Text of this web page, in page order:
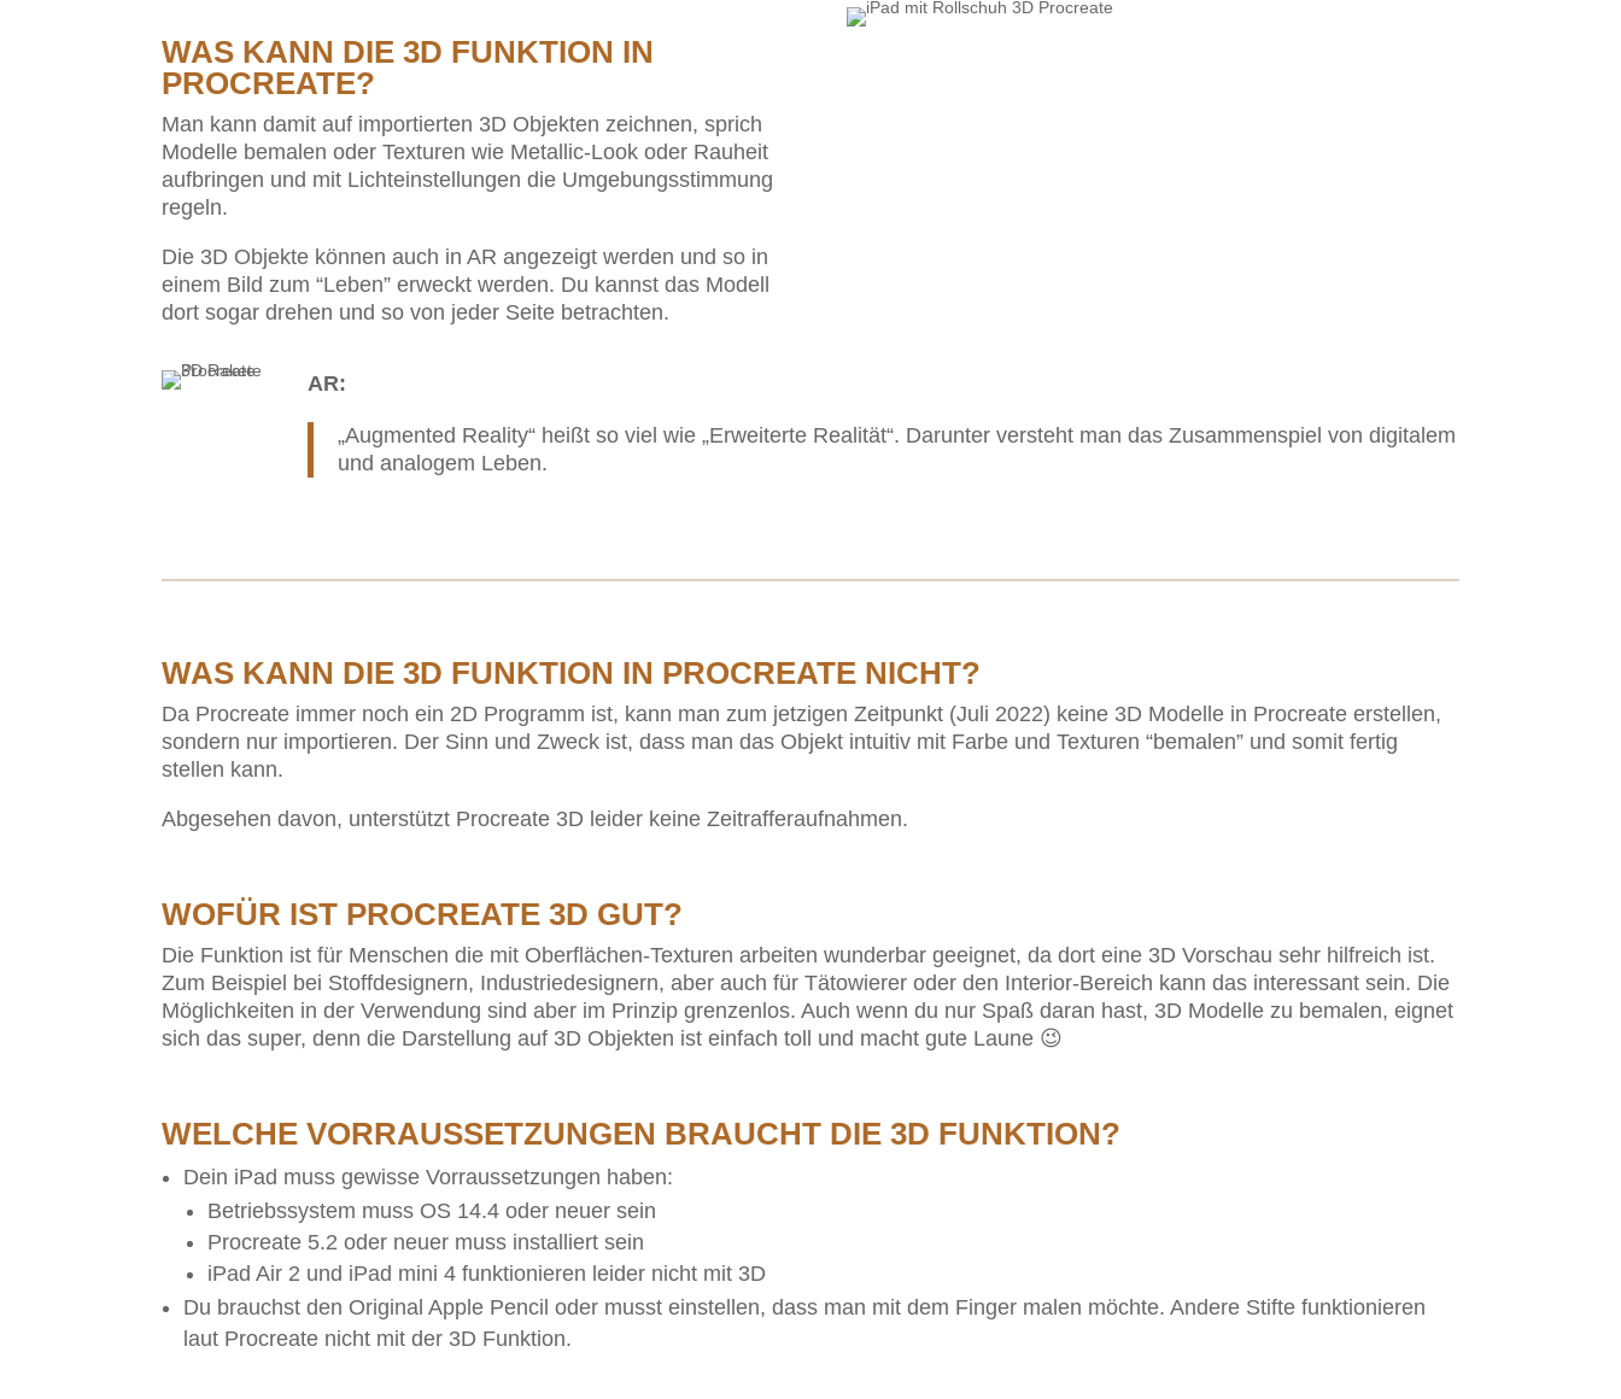
WAS KANN DIE 3D FUNKTION IN
PROCREATE?
Man kann damit auf importierten 3D Objekten zeichnen, sprich
Modelle bemalen oder Texturen wie Metallic-Look oder Rauheit
aufbringen und mit Lichteinstellungen die Umgebungsstimmung
regeln.
Die 3D Objekte können auch in AR angezeigt werden und so in
einem Bild zum “Leben” erweckt werden. Du kannst das Modell
dort sogar drehen und so von jeder Seite betrachten.
AR:
„Augmented Reality“ heißt so viel wie „Erweiterte Realität“. Darunter versteht man das Zusammenspiel von digitalem
und analogem Leben.
WAS KANN DIE 3D FUNKTION IN PROCREATE NICHT?
Da Procreate immer noch ein 2D Programm ist, kann man zum jetzigen Zeitpunkt (Juli 2022) keine 3D Modelle in Procreate erstellen,
sondern nur importieren. Der Sinn und Zweck ist, dass man das Objekt intuitiv mit Farbe und Texturen “bemalen” und somit fertig
stellen kann.
Abgesehen davon, unterstützt Procreate 3D leider keine Zeitrafferaufnahmen.
WOFÜR IST PROCREATE 3D GUT?
Die Funktion ist für Menschen die mit Oberflächen-Texturen arbeiten wunderbar geeignet, da dort eine 3D Vorschau sehr hilfreich ist.
Zum Beispiel bei Stoffdesignern, Industriedesignern, aber auch für Tätowierer oder den Interior-Bereich kann das interessant sein. Die
Möglichkeiten in der Verwendung sind aber im Prinzip grenzenlos. Auch wenn du nur Spaß daran hast, 3D Modelle zu bemalen, eignet
sich das super, denn die Darstellung auf 3D Objekten ist einfach toll und macht gute Laune 😉
WELCHE VORRAUSSETZUNGEN BRAUCHT DIE 3D FUNKTION?
Dein iPad muss gewisse Vorraussetzungen haben:
Betriebssystem muss OS 14.4 oder neuer sein
Procreate 5.2 oder neuer muss installiert sein
iPad Air 2 und iPad mini 4 funktionieren leider nicht mit 3D
Du brauchst den Original Apple Pencil oder musst einstellen, dass man mit dem Finger malen möchte. Andere Stifte funktionieren
laut Procreate nicht mit der 3D Funktion.